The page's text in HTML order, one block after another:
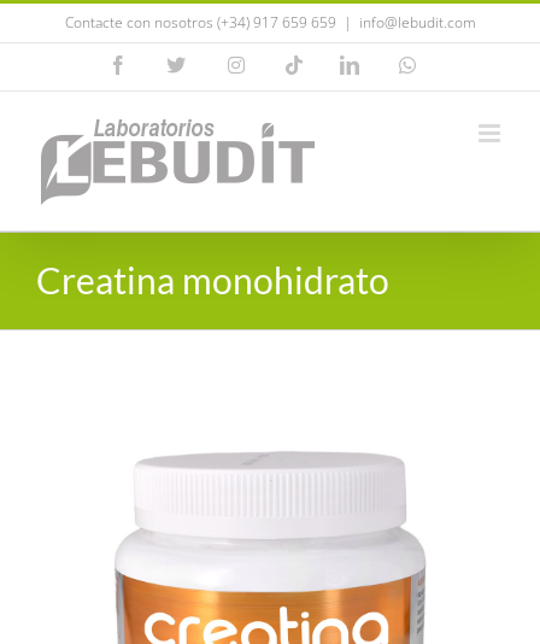
al
Contacte con nosotros (+34) 917 659 659 | info@lebudit.com
Facebook
X InstagramTiktok LinkedInWhatsApp
Creatina monohidrato